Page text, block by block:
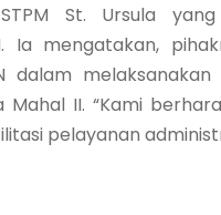
St. Ursula
Ia mengatakan,
dalam
II. “Kami
pelayanan